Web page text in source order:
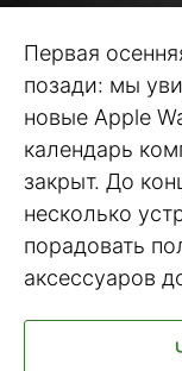
Первая
позади: мы
новые Apple
календарь
закрыт. До
несколько
порадовать
аксессуаров